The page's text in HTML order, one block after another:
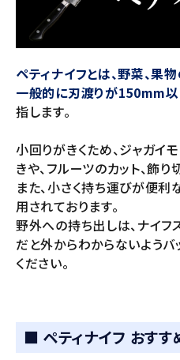
ペティナイフとは、野菜、果
一般的に刃渡りが150mm以
指します。
小回りがきくため、ジャガイ
きや、フルーツのカット、飾
また、小さく持ち運びが便利
用されております。
野外への持ち出しは、ナイフ
だと外からわからないよう
ください。
■ ペティナイフ おすす